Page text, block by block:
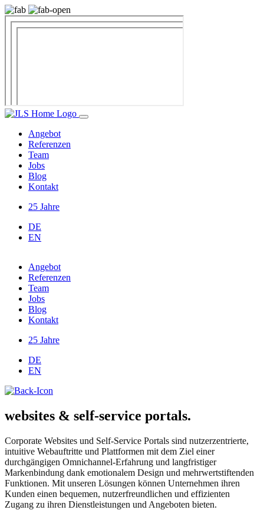
Angebot
Referenzen
Team
Jobs
Blog
Kontakt
25 Jahre
DE
EN
Angebot
Referenzen
Team
Jobs
Blog
Kontakt
25 Jahre
DE
EN
websites & self-service portals.
Corporate Websites und Self-Service Portals sind nutzerzentrierte,
intuitive Webauftritte und Plattformen mit dem Ziel einer
durchgängigen Omnichannel-Erfahrung und langfristiger
Markenbindung dank emotionalem Design und mehrwertstiftenden
Funktionen. Mit unseren Lösungen können Unternehmen ihren
Kunden einen bequemen, nutzerfreundlichen und effizienten
Zugang zu ihren Dienstleistungen und Angeboten bieten.